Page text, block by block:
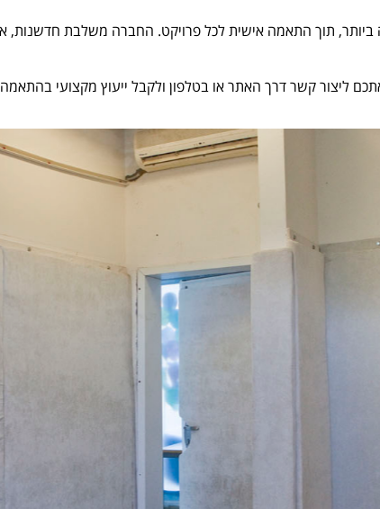
ביותר, תוך התאמה אישית לכל פרויקט. החברה משלבת חדשנות,
ליצור קשר דרך האתר או בטלפון ולקבל ייעוץ מקצועי